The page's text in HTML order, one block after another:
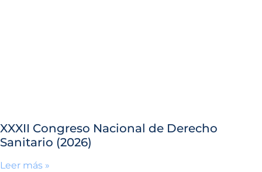
XXXII Congreso Nacional de Derecho
Sanitario (2026)
Leer más »